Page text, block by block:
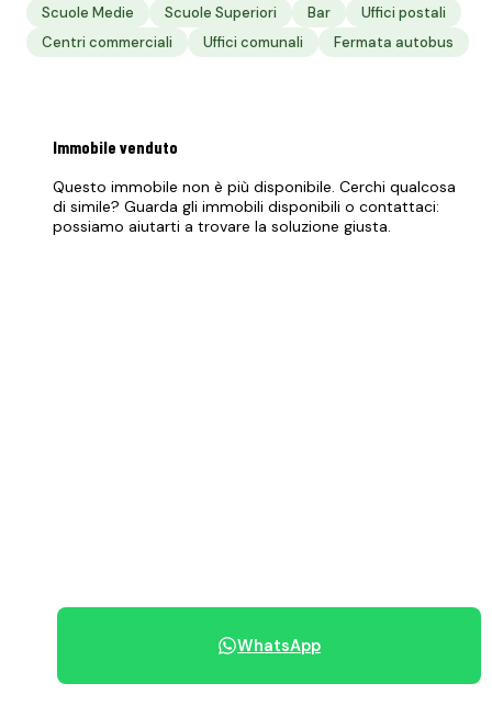
Scuole Medie
Scuole Superiori Bar
Uffici postali
Centri commerciali
Uffici comunali Fermata autobus
Immobile venduto
Questo immobile non è più disponibile. Cerchi qualcosa
di simile? Guarda gli immobili disponibili o contattaci:
possiamo aiutarti a trovare la soluzione giusta.
WhatsApp